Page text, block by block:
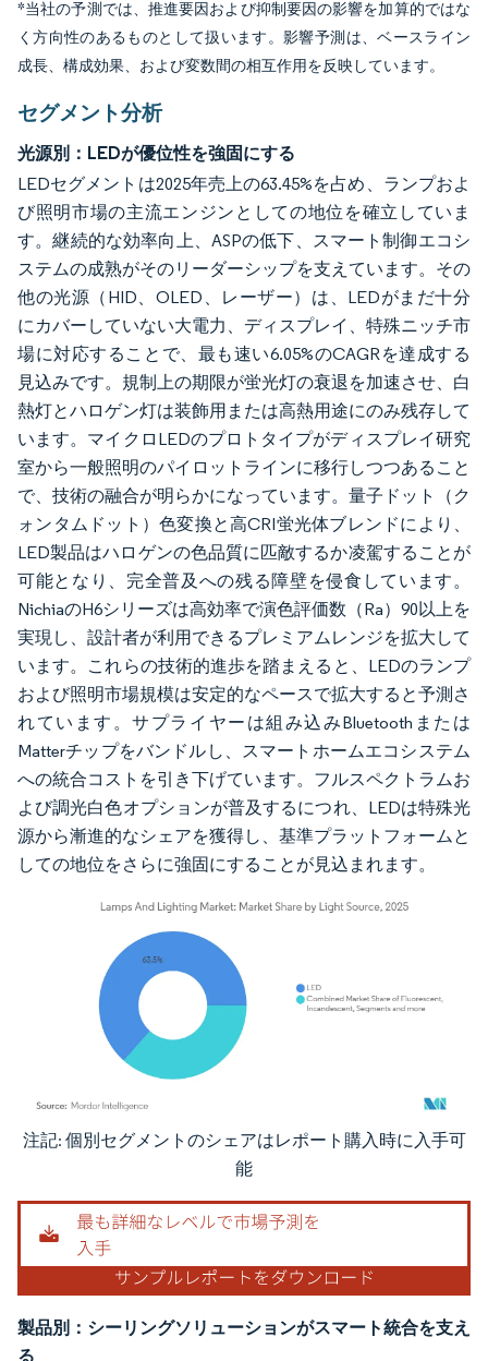
*当社の予測では、推進要因および抑制要因の影響を加算的ではな
く方向性のあるものとして扱います。影響予測は、ベースライン
成長、構成効果、および変数間の相互作用を反映しています。
セグメント分析
光源別：LEDが優位性を強固にする
LEDセグメントは2025年売上の63.45%を占め、ランプおよ
び照明市場の主流エンジンとしての地位を確立していま
す。継続的な効率向上、ASPの低下、スマート制御エコシ
ステムの成熟がそのリーダーシップを支えています。その
他の光源（HID、OLED、レーザー）は、LEDがまだ十分
にカバーしていない大電力、ディスプレイ、特殊ニッチ市
場に対応することで、最も速い6.05%のCAGRを達成する
見込みです。規制上の期限が蛍光灯の衰退を加速させ、白
熱灯とハロゲン灯は装飾用または高熱用途にのみ残存して
います。マイクロLEDのプロトタイプがディスプレイ研究
室から一般照明のパイロットラインに移行しつつあること
で、技術の融合が明らかになっています。量子ドット（ク
ォンタムドット）色変換と高CRI蛍光体ブレンドにより、
LED製品はハロゲンの色品質に匹敵するか凌駕することが
可能となり、完全普及への残る障壁を侵食しています。
NichiaのH6シリーズは高効率で演色評価数（Ra）90以上を
実現し、設計者が利用できるプレミアムレンジを拡大して
います。これらの技術的進歩を踏まえると、LEDのランプ
および照明市場規模は安定的なペースで拡大すると予測さ
れています。サプライヤーは組み込みBluetoothまたは
Matterチップをバンドルし、スマートホームエコシステム
への統合コストを引き下げています。フルスペクトラムお
よび調光白色オプションが普及するにつれ、LEDは特殊光
源から漸進的なシェアを獲得し、基準プラットフォームと
しての地位をさらに強固にすることが見込まれます。
画像 © Mordor Intelligence。再利用にはCC BY 4.0の表示が必要です。
注記: 個別セグメントのシェアはレポート購入時に入手可
能
製品別：シーリングソリューションがスマート統合を支え
る